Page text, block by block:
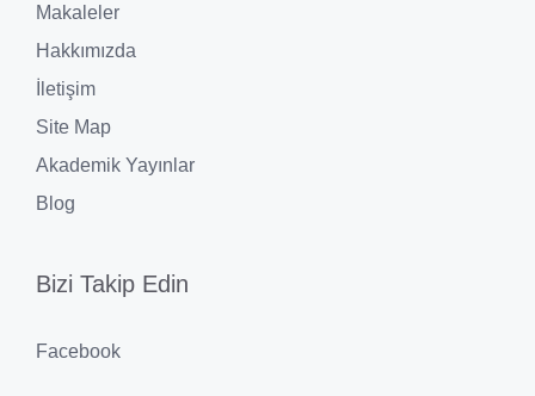
Makaleler
Hakkımızda
İletişim
Site Map
Akademik Yayınlar
Blog
Bizi Takip Edin
Facebook